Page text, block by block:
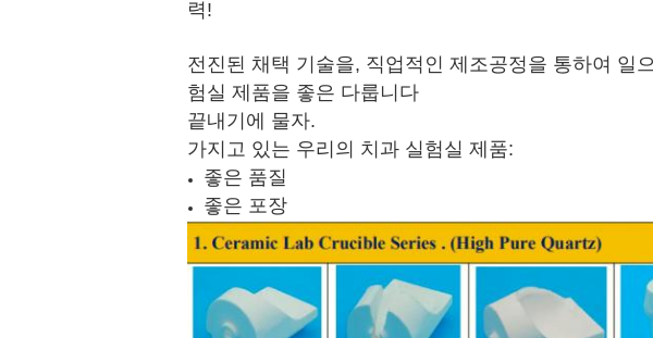
력!
전진된 채택 기술을, 직업적인 제조공정을 통하여 일
험실 제품을 좋은 다룹니다
끝내기에 물자.
가지고 있는 우리의 치과 실험실 제품:
좋은 품질
좋은 포장